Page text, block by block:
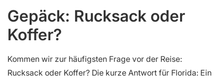
Gepäck: Rucksack oder
Koffer?
Kommen wir zur häufigsten Frage vor der Reise:
Rucksack oder Koffer? Die kurze Antwort für Florida: Ein